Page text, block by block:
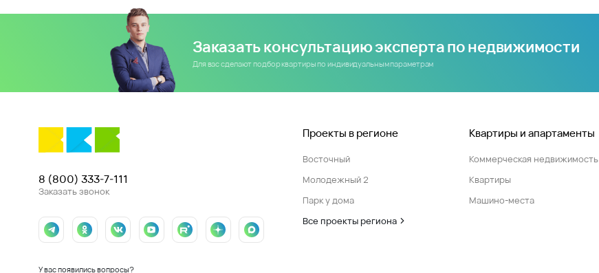
Заказать консультацию эксперта по недвижимости
Для вас сделают подбор квартиры по индивидуальным параметрам
8 (800) 333-7-111
Заказать звонок
У вас появились вопросы?
Проекты в регионе
Восточный
Молодежный 2
Парк у дома
Все проекты региона
Квартиры и апартаменты
Коммерческая недвижимость
Квартиры
Машино-места